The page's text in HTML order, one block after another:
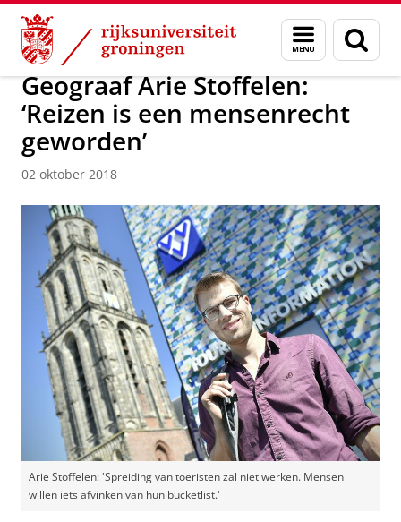
Skip
Content
Skip
Navigation
Menu
en
zoeken
Over ons Actueel Nieuws Nieuwsberichten
Geograaf Arie Stoffelen:
‘Reizen is een mensenrecht
geworden’
02 oktober 2018
Arie Stoffelen: 'Spreiding van toeristen zal niet werken. Mensen
willen iets afvinken van hun bucketlist.'